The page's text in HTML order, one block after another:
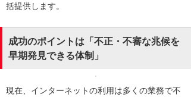
括提供します。
成功のポイントは「不正・不審な兆候を
早期発見できる体制」
現在、インターネットの利用は多くの業務で不